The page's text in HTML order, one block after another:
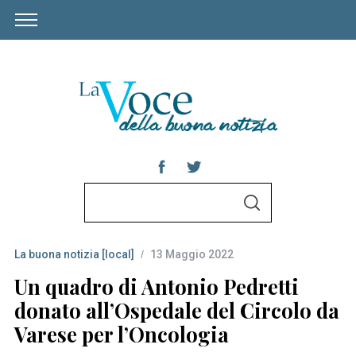
r
c
h
f
o
S
La buona notizia [local] 13 Maggio 2022
Un quadro di Antonio Pedretti
donato all’Ospedale del Circolo da
Varese per l’Oncologia